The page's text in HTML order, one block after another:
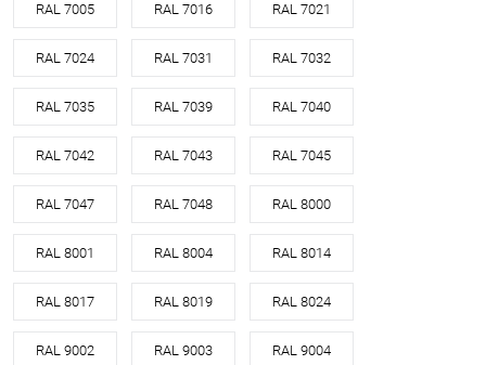
RAL 7005 RAL 7016 RAL 7021
RAL 7024 RAL 7031 RAL 7032
RAL 7035 RAL 7039 RAL 7040
RAL 7042 RAL 7043 RAL 7045
RAL 7047 RAL 7048 RAL 8000
RAL 8001 RAL 8004 RAL 8014
RAL 8017 RAL 8019 RAL 8024
RAL 9002 RAL 9003 RAL 9004